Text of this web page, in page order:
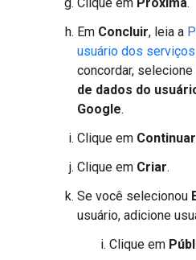
Em Concluir, leia a
usuário dos
concordar, selecione
de dados do
Google.
Clique em Continuar
Clique em Criar.
Se você selecionou
usuário, adicione
Clique em